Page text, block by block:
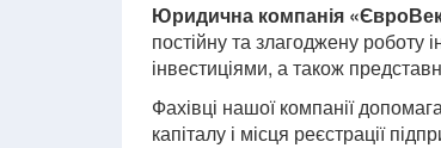
Юридична компанія
постійну та злагоджену роботу
інвестиціями, а також
Фахівці нашої компанії
капіталу і місця реєстрації